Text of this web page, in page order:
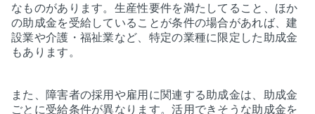
なものがあります。生産性要件を満たしてること、ほか
の助成金を受給していることが条件の場合があれば、建
設業や介護・福祉業など、特定の業種に限定した助成金
もあります。
また、障害者の採用や雇用に関連する助成金は、助成金
ごとに受給条件が異なります。活用できそうな助成金を